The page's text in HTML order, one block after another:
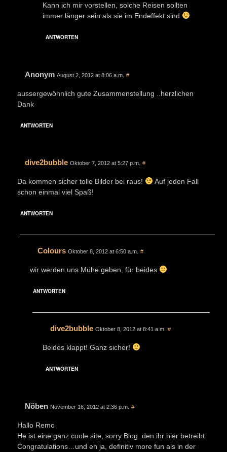
Kann ich mir vorstellen, solche Reisen sollten
immer länger sein als sie im Endeffekt sind
ANTWORTEN
Anonym August 2, 2012 at 8:06 a.m. #
aussergewöhnlich gute Zusammenstellung ..herzlichen
Dank
ANTWORTEN
dive2bubble Oktober 7, 2012 at 5:27 p.m. #
Da kommen sicher tolle Bilder bei raus!
Auf jeden Fall
schon einmal viel Spaß!
ANTWORTEN
Colours Oktober 8, 2012 at 6:50 a.m. #
wir werden uns Mühe geben, für beides
ANTWORTEN
dive2bubble Oktober 8, 2012 at 8:41 a.m. #
Beides klappt! Ganz sicher!
ANTWORTEN
Nöben November 16, 2012 at 2:36 p.m. #
Hallo Remo
He ist eine ganz coole site, sorry Blog..den ihr hier betreibt.
Congratulations…und eh ja, definitiv more fun als in der